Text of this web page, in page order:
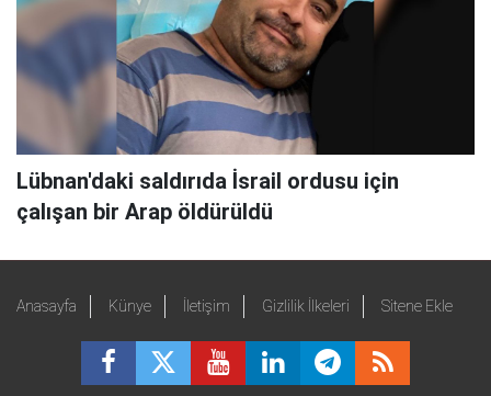
Lübnan'daki saldırıda İsrail ordusu için
çalışan bir Arap öldürüldü
Anasayfa Künye İletişim Gizlilik İlkeleri Sitene Ekle